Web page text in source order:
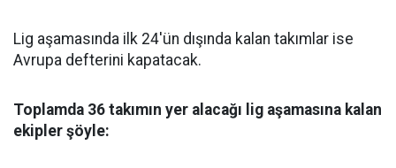
Lig aşamasında ilk 24'ün dışında kalan takımlar ise
Avrupa defterini kapatacak.
Toplamda 36 takımın yer alacağı lig aşamasına kalan
ekipler şöyle: